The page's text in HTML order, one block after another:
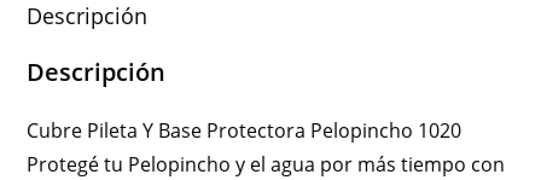
Descripción
Descripción
Cubre Pileta Y Base Protectora Pelopincho 1020
Protegé tu Pelopincho y el agua por más tiempo con